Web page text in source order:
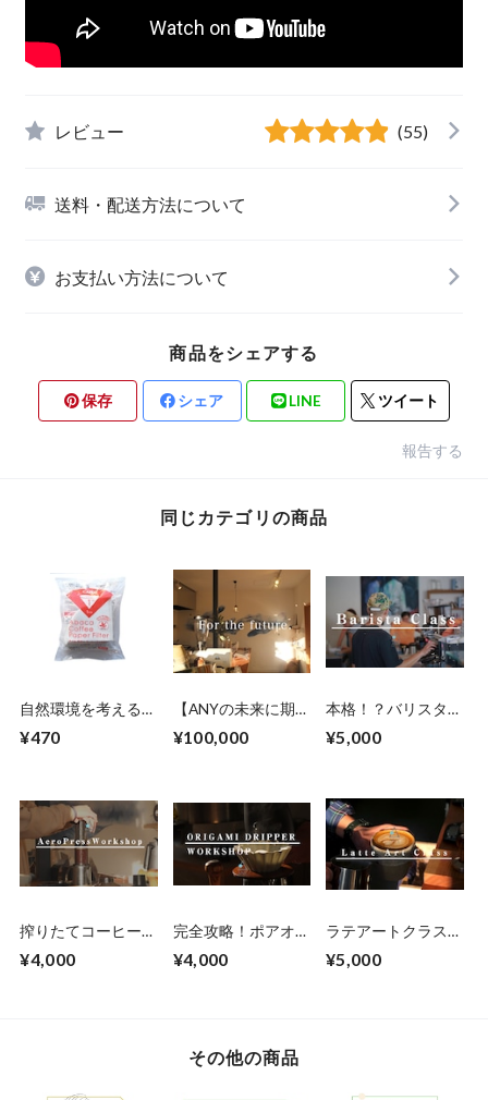
レビュー (55)
送料・配送方法について
お支払い方法について
商品をシェアする
保存 シェア LINE ツイート
報告する
同じカテゴリの商品
自然環境を考える円
バカ円すいコーヒー
100
¥470
【ANYの未来に期待
謝レターをお届けし
¥100,000
本格！？バリスタク
¥5,000
搾りたてコーヒー！
エアロプレスコーヒ
¥4,000
完全攻略！ポアオー
プ）クラス by
¥4,000
ラテアートクラス。
クと美しいアート。
¥5,000
その他の商品